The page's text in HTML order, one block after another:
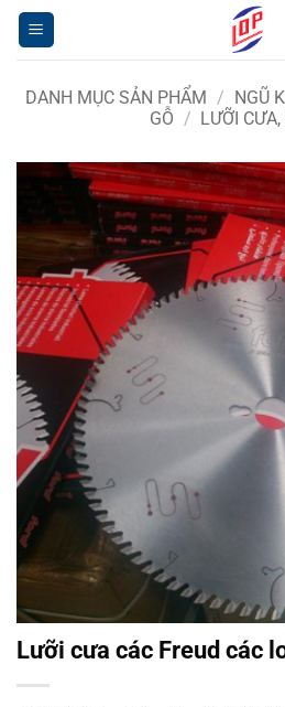
Bỏ
qua
nội
dungDANH MỤC SẢN PHẨM / NGŨ
GỖ / LƯỠI
Lưỡi cưa các Freud các